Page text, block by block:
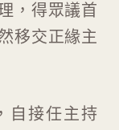
，得眾議首
移交正緣主
接任主持